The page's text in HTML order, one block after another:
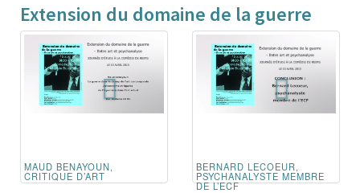
Extension du domaine de la guerre
MAUD BENAYOUN,
CRITIQUE D’ART
BERNARD LECOEUR,
PSYCHANALYSTE MEMBRE
DE L’ECF